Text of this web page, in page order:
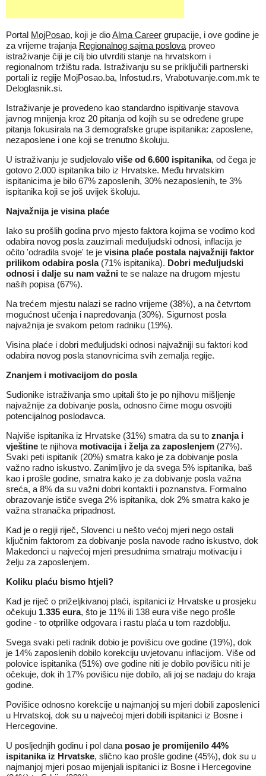
Portal MojPosao, koji je dioAlma Career grupacije, i ove godine je
za vrijeme trajanja Regionalnog sajma poslova proveo
istraživanje čiji je cilj bio utvrditi stanje na hrvatskom i
regionalnom tržištu rada. Istraživanju su se priključili partnerski
portali iz regije MojPosao.ba, Infostud.rs, Vrabotuvanje.com.mk te
Deloglasnik.si.
Istraživanje je provedeno kao standardno ispitivanje stavova
javnog mnijenja kroz 20 pitanja od kojih su se određene grupe
pitanja fokusirala na 3 demografske grupe ispitanika: zaposlene,
nezaposlene i one koji se trenutno školuju.
U istraživanju je sudjelovalo više od 6.600 ispitanika, od čega je
gotovo 2.000 ispitanika bilo iz Hrvatske. Među hrvatskim
ispitanicima je bilo 67% zaposlenih, 30% nezaposlenih, te 3%
ispitanika koji se još uvijek školuju.
Najvažnija je visina plaće
Iako su prošlih godina prvo mjesto faktora kojima se vodimo kod
odabira novog posla zauzimali međuljudski odnosi, inflacija je
očito 'odradila svoje' te je visina plaće postala najvažniji faktor
prilikom odabira posla(71% ispitanika). Dobri međuljudski
odnosi i dalje su nam važni te se nalaze na drugom mjestu
naših popisa (67%).
Na trećem mjestu nalazi se radno vrijeme (38%), a na četvrtom
mogućnost učenja i napredovanja (30%). Sigurnost posla
najvažnija je svakom petom radniku (19%).
Visina plaće i dobri međuljudski odnosi najvažniji su faktori kod
odabira novog posla stanovnicima svih zemalja regije.
Znanjem i motivacijom do posla
Sudionike istraživanja smo upitali što je po njihovu mišljenje
najvažnije za dobivanje posla, odnosno čime mogu osvojiti
potencijalnog poslodavca.
Najviše ispitanika iz Hrvatske (31%) smatra da su to znanja i
vještine te njihova motivacija i želja za zaposlenjem (27%).
Svaki peti ispitanik (20%) smatra kako je za dobivanje posla
važno radno iskustvo. Zanimljivo je da svega 5% ispitanika, baš
kao i prošle godine, smatra kako je za dobivanje posla važna
sreća, a 8% da su važni dobri kontakti i poznanstva. Formalno
obrazovanje ističe svega 2% ispitanika, dok 2% smatra kako je
važna stranačka pripadnost.
Kad je o regiji riječ, Slovenci u nešto većoj mjeri nego ostali
ključnim faktorom za dobivanje posla navode radno iskustvo, dok
Makedonci u najvećoj mjeri presudnima smatraju motivaciju i
želju za zaposlenjem.
Koliku plaću bismo htjeli?
Kad je riječ o priželjkivanoj plaći, ispitanici iz Hrvatske u prosjeku
očekuju 1.335 eura, što je 11% ili 138 eura više nego prošle
godine - to otprilike odgovara i rastu plaća u tom razdoblju.
Svega svaki peti radnik dobio je povišicu ove godine (19%), dok
je 14% zaposlenih dobilo korekciju uvjetovanu inflacijom. Više od
polovice ispitanika (51%) ove godine niti je dobilo povišicu niti je
očekuje, dok ih 17% povišicu nije dobilo, ali joj se nadaju do kraja
godine.
Povišice odnosno korekcije u najmanjoj su mjeri dobili zaposlenici
u Hrvatskoj, dok su u najvećoj mjeri dobili ispitanici iz Bosne i
Hercegovine.
U posljednjih godinu i pol dana posao je promijenilo 44%
ispitanika iz Hrvatske, slično kao prošle godine (45%), dok su u
najmanjoj mjeri posao mijenjali ispitanici iz Bosne i Hercegovine